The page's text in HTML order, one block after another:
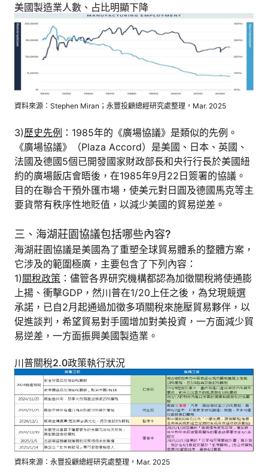
美國製造業人數、占比明顯下降
資料來源：Stephen Miran；永豐投顧總經研究處整理，Mar. 2025
3)歷史先例 ：1985年的《廣場協議》是類似的先例。
《廣場協議》（Plaza Accord）是美國、日本、英國、
法國及德國5個已開發國家財政部長和央行行長於美國紐
約的廣場飯店會晤後，在1985年9月22日簽署的協議。
目的在聯合干預外匯市場，使美元對日圓及德國馬克等主
要貨幣有秩序性地貶值，以減少美國的貿易逆差。
三、海湖莊園協議包括哪些內容?
海湖莊園協議是美國為了重塑全球貿易體系的整體方案，
它涉及的範圍極廣，主要包含了下列內容：
1)關稅政策 ：儘管各界研究機構都認為加徵關稅將使通膨
上揚、衝擊GDP，然川普在1/20上任之後，為兌現競選
承諾，已自2月起通過加徵多項關稅來施壓貿易夥伴，以
促進談判，希望貿易對手國增加對美投資，一方面減少貿
易逆差，一方面振興美國製造業。
川普關稅2.0政策執行狀況
資料來源：永豐投顧總經研究處整理，Mar. 2025